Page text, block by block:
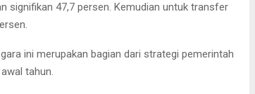
signifikan 47,7 persen. Kemudian untuk transfer
ini merupakan bagian dari strategi pemerintah
tahun.